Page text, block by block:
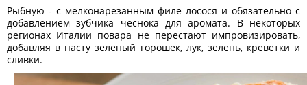
Рыбную - с мелконарезанным филе лосося и обязательно с
добавлением зубчика чеснока для аромата. В некоторых
регионах Италии повара не перестают импровизировать,
добавляя в пасту зеленый горошек, лук, зелень, креветки и
сливки.